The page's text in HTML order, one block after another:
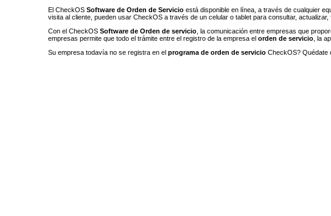
El CheckOSSoftware de Orden de Servicio está disponible en línea, a través de cualquier
visita al cliente, pueden usar CheckOS a través de un celular o tablet para consultar,
Con el CheckOSSoftware de Orden de servicio , la comunicación entre empresas que
empresas permite que todo el trámite entre el registro de la empresa elorden de servicio , la
Su empresa todavía no se registra en elprograma de orden de servicio CheckOS? Quédate